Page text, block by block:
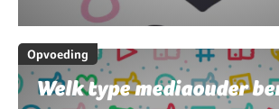
Opvoeding
Welk type mediaouder